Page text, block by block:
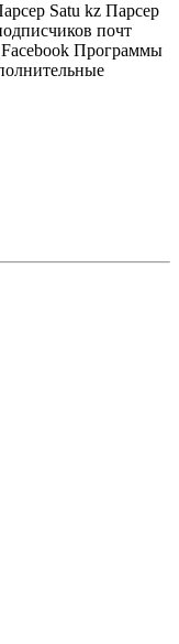
Satu kz Парсер
почт
Программы